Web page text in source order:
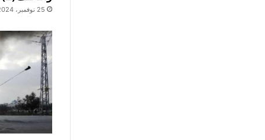
25 نوفمبر، 2024